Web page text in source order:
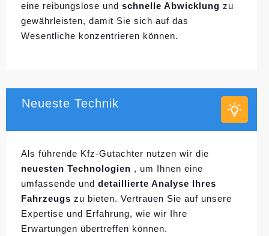
eine reibungslose und schnelle Abwicklung zu
gewährleisten, damit Sie sich auf das
Wesentliche konzentrieren können.
Neueste Technik
Als führende Kfz-Gutachter nutzen wir die
neuesten Technologien , um Ihnen eine
umfassende und detaillierte Analyse Ihres
Fahrzeugs zu bieten. Vertrauen Sie auf unsere
Expertise und Erfahrung, wie wir Ihre
Erwartungen übertreffen können.